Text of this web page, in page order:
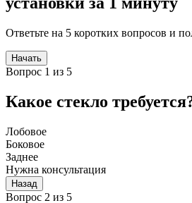
Ответьте на 5 коротких вопросов и
Начать
Вопрос 1 из 5
Какое стекло
Лобовое
Боковое
Заднее
Нужна консультация
Назад
Вопрос 2 из 5